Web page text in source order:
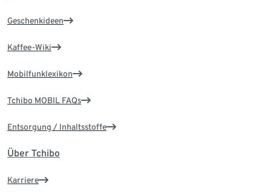
Geschenkideen
Kaffee-Wiki
Mobilfunklexikon
Tchibo MOBIL FAQs
Entsorgung / Inhaltsstoffe
Über Tchibo
Karriere